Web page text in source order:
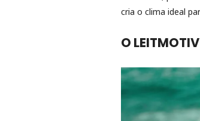
cria o clima ideal
O